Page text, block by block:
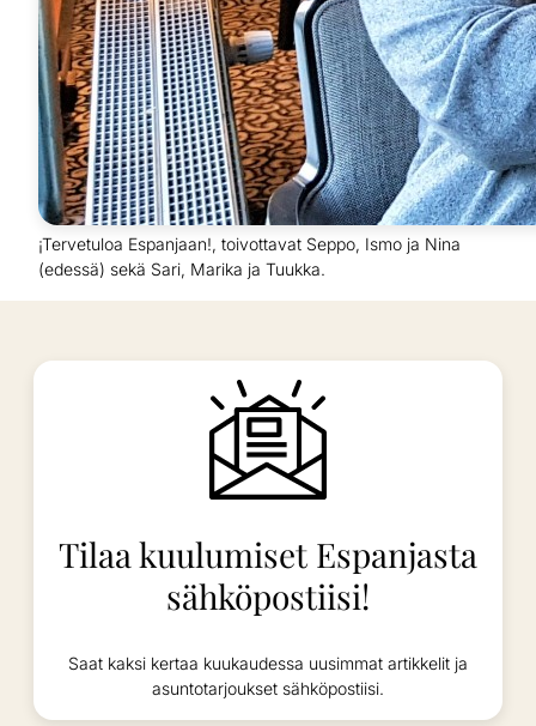
¡Tervetuloa Espanjaan!, toivottavat Seppo, Ismo ja Nina
(edessä) sekä Sari, Marika ja Tuukka.
Tilaa kuulumiset Espanjasta
sähköpostiisi!
Saat kaksi kertaa kuukaudessa uusimmat artikkelit ja
asuntotarjoukset sähköpostiisi.